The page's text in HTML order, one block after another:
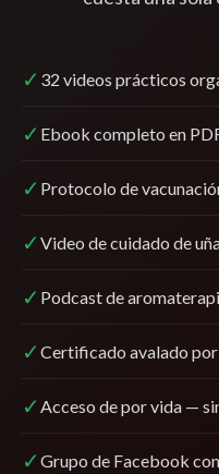
✓ 32 videos prácticos
✓ Ebook completo en
✓ Protocolo de
✓ Video de cuidado de
✓ Podcast de
✓ Certificado avalado
✓ Acceso de por vida —
✓ Grupo de Facebook